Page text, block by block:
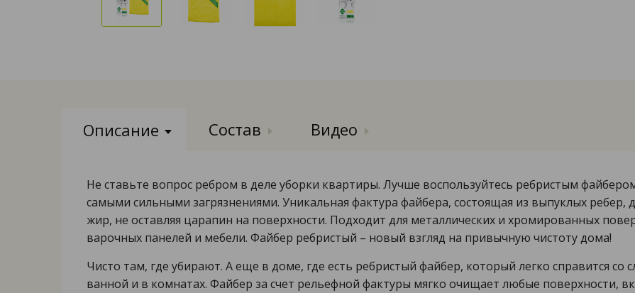
Описание Состав Видео
Не ставьте вопрос ребром в деле уборки квартиры. Лучше воспользуйтесь ребристым
самыми сильными загрязнениями. Уникальная фактура файбера, состоящая из выпуклых ребер,
жир, не оставляя царапин на поверхности. Подходит для металлических и хромированных
варочных панелей и мебели. Файбер ребристый – новый взгляд на привычную чистоту дома!
Чисто там, где убирают. А еще в доме, где есть ребристый файбер, который легко справится со
ванной и в комнатах. Файбер за счет рельефной фактуры мягко очищает любые поверхности,